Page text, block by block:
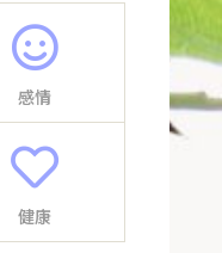
感情
健康